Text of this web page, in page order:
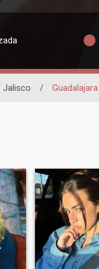
Jalisco / Guadalajara